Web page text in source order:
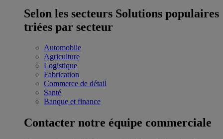
Selon les secteurs Solutions populaires
triées par secteur
Automobile
Agriculture
Logistique
Fabrication
Commerce de détail
Santé
Banque et finance
Contacter notre équipe commerciale